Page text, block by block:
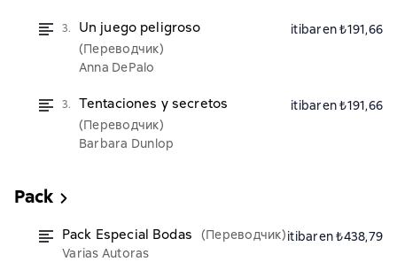
3. Un juego peligroso
(Переводчик)
Anna DePalo
itibaren ₺191,66
3. Tentaciones y secretos
(Переводчик)
Barbara Dunlop
itibaren ₺191,66
Pack
Pack Especial Bodas
(Переводчик)
Varias Autoras
itibaren ₺438,79